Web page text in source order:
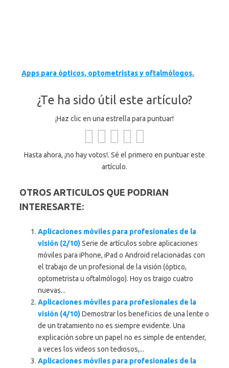
Apps para ópticos, optometristas y oftalmólogos.
¿Te ha sido útil este artículo?
¡Haz clic en una estrella para puntuar!
Hasta ahora, ¡no hay votos!. Sé el primero en puntuar este
artículo.
OTROS ARTICULOS QUE PODRIAN
INTERESARTE:
Aplicaciones móviles para profesionales de la
visión (2/10)Serie de artículos sobre aplicaciones
móviles para iPhone, iPad o Android relacionadas con
el trabajo de un profesional de la visión (óptico,
optometrista u oftalmólogo). Hoy os traigo cuatro
nuevas...
Aplicaciones móviles para profesionales de la
visión (4/10)Demostrar los beneficios de una lente o
de un tratamiento no es siempre evidente. Una
explicación sobre un papel no es simple de entender,
a veces los videos son tediosos,...
Aplicaciones móviles para profesionales de la